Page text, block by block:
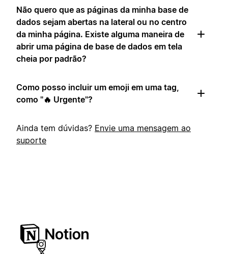
Não quero que as páginas da minha base de
dados sejam abertas na lateral ou no centro
da minha página. Existe alguma maneira de
abrir uma página de base de dados em tela
cheia por padrão?
Como posso incluir um emoji em uma tag,
como "🔥 Urgente"?
Ainda tem dúvidas? Envie uma mensagem ao
suporte